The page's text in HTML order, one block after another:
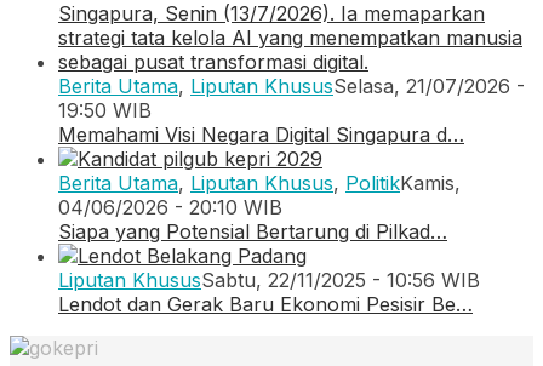
Berita Utama, Liputan KhususSelasa, 21/07/2026 -
19:50 WIB
Memahami Visi Negara Digital Singapura d…
Berita Utama, Liputan Khusus, PolitikKamis,
04/06/2026 - 20:10 WIB
Siapa yang Potensial Bertarung di Pilkad…
Liputan KhususSabtu, 22/11/2025 - 10:56 WIB
Lendot dan Gerak Baru Ekonomi Pesisir Be…